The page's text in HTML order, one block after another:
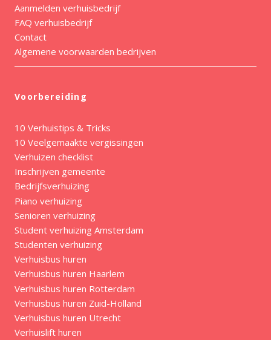
Aanmelden verhuisbedrijf
FAQ verhuisbedrijf
Contact
Algemene voorwaarden bedrijven
Voorbereiding
10 Verhuistips & Tricks
10 Veelgemaakte vergissingen
Verhuizen checklist
Inschrijven gemeente
Bedrijfsverhuizing
Piano verhuizing
Senioren verhuizing
Student verhuizing Amsterdam
Studenten verhuizing
Verhuisbus huren
Verhuisbus huren Haarlem
Verhuisbus huren Rotterdam
Verhuisbus huren Zuid-Holland
Verhuisbus huren Utrecht
Verhuislift huren